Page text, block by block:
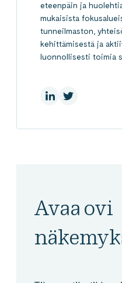
eteenpäin ja
mukaisista
tunneilmaston,
kehittämisestä ja
luonnollisesti toimia
LinkedInissä
X:ssä
Avaa ovi